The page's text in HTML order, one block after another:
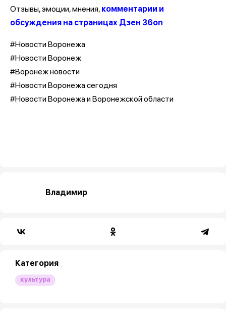
Отзывы, эмоции, мнения, комментарии и
обсуждения на страницах Дзен 36on
#Новости Воронежа
#Новости Воронеж
#Воронеж новости
#Новости Воронежа сегодня
#Новости Воронежа и Воронежской области
Владимир
Категория
культура